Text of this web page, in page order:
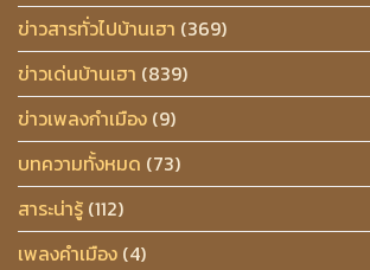
ข่าวสารทั่วไปบ้านเฮา (369)
ข่าวเด่นบ้านเฮา (839)
ข่าวเพลงกำเมือง (9)
บทความทั้งหมด (73)
สาระน่ารู้ (112)
เพลงคำเมือง (4)